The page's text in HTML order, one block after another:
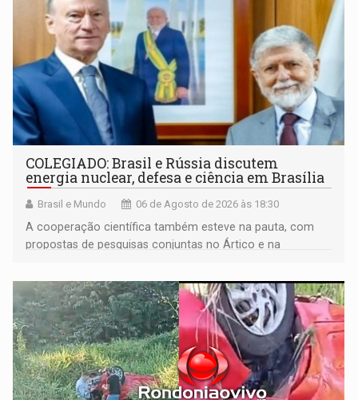
COLEGIADO: Brasil e Rússia discutem
energia nuclear, defesa e ciência em Brasília
Brasil e Mundo 06 de Agosto de 2026 às 18:30
A cooperação científica também esteve na pauta, com
propostas de pesquisas conjuntas no Ártico e na